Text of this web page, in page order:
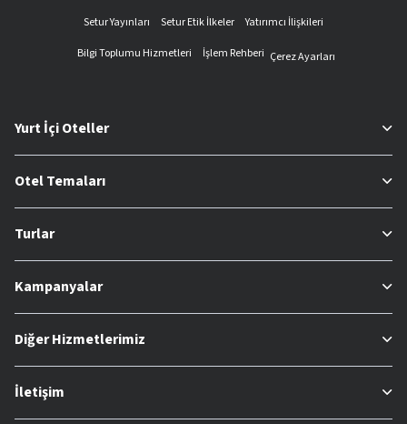
Setur Yayınları
Setur Etik İlkeler
Yatırımcı İlişkileri
Bilgi Toplumu Hizmetleri
İşlem Rehberi Çerez Ayarları
Yurt İçi Oteller
Otel Temaları
Turlar
Kampanyalar
Diğer Hizmetlerimiz
İletişim